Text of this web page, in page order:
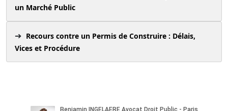
un Marché Public
Recours contre un Permis de Construire : Délais,
Vices et Procédure